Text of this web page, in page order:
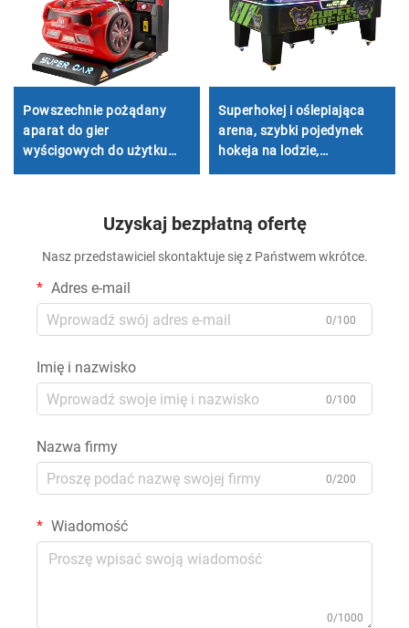
Powszechnie pożądany
aparat do gier
wyścigowych do użytku
komercyjnego z monetą do
Superhokej i oślepiająca
arena, szybki pojedynek
hokeja na lodzie,
rozpalający pasję całej
Uzyskaj bezpłatną ofertę
Nasz przedstawiciel skontaktuje się z Państwem wkrótce.
Adres e-mail
0/100
Imię i nazwisko
0/100
Nazwa firmy
0/200
Wiadomość
0/1000